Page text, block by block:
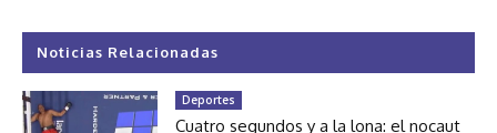
Noticias Relacionadas
Deportes
Cuatro segundos y a la lona: el nocaut